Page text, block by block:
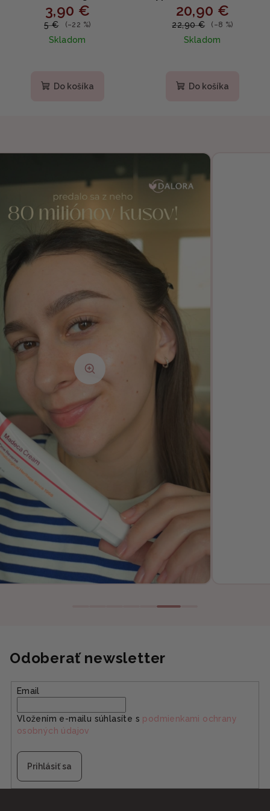
Sachet Set - Upokojujúce
bariérové mlieko v
sáčkoch 4x5ml
3,90 €
5 € (–22 %)
Skladom
Do košíka
Body Peel Shot - Jemný
telový peeling na hrubú
pokožku s kyselinou
hypochlórovou 280ml
20,90 €
22,90 € (–8 %)
Skladom
Do košíka
Odoberať newsletter
Email
Vložením e-mailu súhlasíte s podmienkami ochrany
osobných údajov
Prihlásiť sa